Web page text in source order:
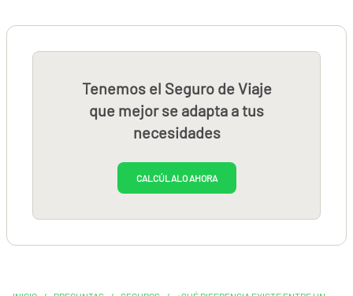
Tenemos el Seguro de Viaje
que mejor se adapta a tus
necesidades
CALCÚLALO AHORA